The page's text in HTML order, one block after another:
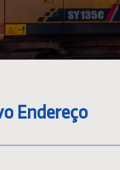
Endereço